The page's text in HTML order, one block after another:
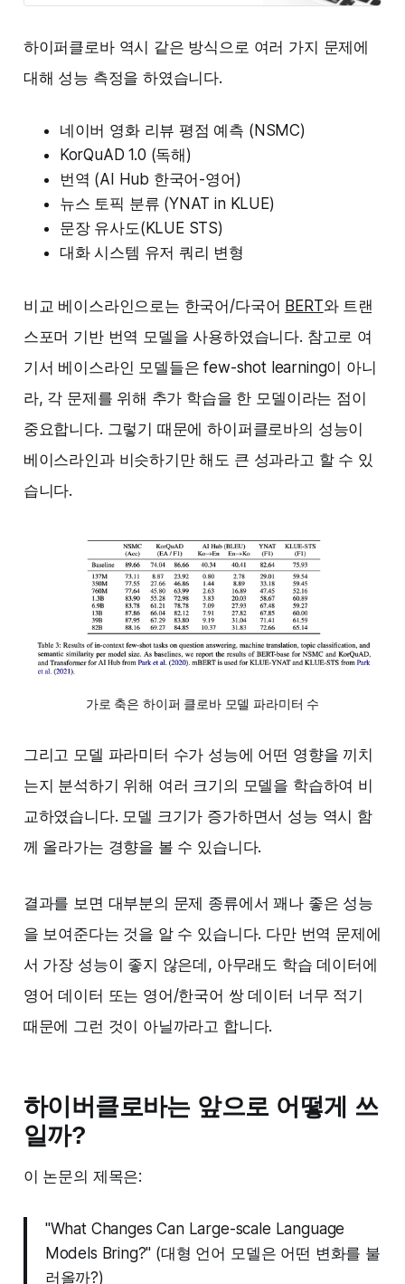
심을 끌고 있습니다. 개인적으로 너
만 자극시키는헤드라인을 좋아하지
급력이 무척 크다는 것을 느낍니다.
지난 주 [/weekly-nlp-29]에는 이렇
게 세상을 놀래…
하이퍼클로바 역시 같은 방식으로 여러 가지 문제에
대해 성능 측정을 하였습니다.
네이버 영화 리뷰 평점 예측 (NSMC)
KorQuAD 1.0 (독해)
번역 (AI Hub 한국어-영어)
뉴스 토픽 분류 (YNAT in KLUE)
문장 유사도(KLUE STS)
대화 시스템 유저 쿼리 변형
비교 베이스라인으로는 한국어/다국어 BERT와 트랜
스포머 기반 번역 모델을 사용하였습니다. 참고로 여
기서 베이스라인 모델들은 few-shot learning이 아니
라, 각 문제를 위해 추가 학습을 한 모델이라는 점이
중요합니다. 그렇기 때문에 하이퍼클로바의 성능이
베이스라인과 비슷하기만 해도 큰 성과라고 할 수 있
습니다.
가로 축은 하이퍼 클로바 모델 파라미터 수
그리고 모델 파라미터 수가 성능에 어떤 영향을 끼치
는지 분석하기 위해 여러 크기의 모델을 학습하여 비
교하였습니다. 모델 크기가 증가하면서 성능 역시 함
께 올라가는 경향을 볼 수 있습니다.
결과를 보면 대부분의 문제 종류에서 꽤나 좋은 성능
을 보여준다는 것을 알 수 있습니다. 다만 번역 문제에
서 가장 성능이 좋지 않은데, 아무래도 학습 데이터에
영어 데이터 또는 영어/한국어 쌍 데이터 너무 적기
때문에 그런 것이 아닐까라고 합니다.
하이버클로바는 앞으로 어떻게 쓰
일까?
이 논문의 제목은:
"What Changes Can Large-scale Language
Models Bring?" (대형 언어 모델은 어떤 변화를 불
러올까?)